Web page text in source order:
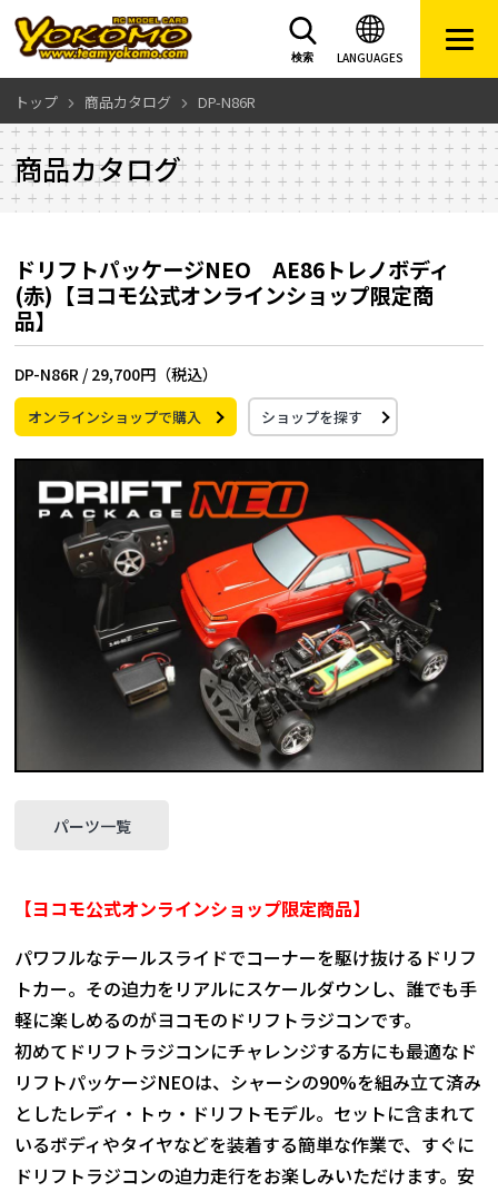
LANGUAGES
検索
トップ 商品カタログ DP-N86R
商品カタログ
ドリフトパッケージNEO AE86トレノボディ
(赤)【ヨコモ公式オンラインショップ限定商
品】
DP-N86R / 29,700円（税込）
オンラインショップで購入 ショップを探す
パーツ一覧
【ヨコモ公式オンラインショップ限定商品】
パワフルなテールスライドでコーナーを駆け抜けるドリフ
トカー。その迫力をリアルにスケールダウンし、誰でも手
軽に楽しめるのがヨコモのドリフトラジコンです。
初めてドリフトラジコンにチャレンジする方にも最適なド
リフトパッケージNEOは、シャーシの90%を組み立て済み
としたレディ・トゥ・ドリフトモデル。セットに含まれて
いるボディやタイヤなどを装着する簡単な作業で、すぐに
ドリフトラジコンの迫力走行をお楽しみいただけます。安